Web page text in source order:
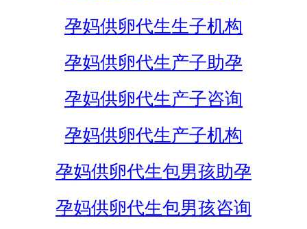
孕妈供卵代生生子机构
孕妈供卵代生产子助孕
孕妈供卵代生产子咨询
孕妈供卵代生产子机构
孕妈供卵代生包男孩助孕
孕妈供卵代生包男孩咨询